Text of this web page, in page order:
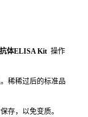
体ELISA Kit 操作
稀稀过后的标准品
存，以免变质。